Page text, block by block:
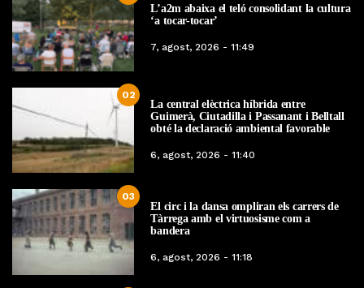
L’a2m abaixa el teló consolidant la cultura
‘a tocar-tocar’
7, agost, 2026 - 11:49
02
La central elèctrica híbrida entre
Guimerà, Ciutadilla i Passanant i Belltall
obté la declaració ambiental favorable
6, agost, 2026 - 11:40
03
El circ i la dansa ompliran els carrers de
Tàrrega amb el virtuosisme com a
bandera
6, agost, 2026 - 11:18